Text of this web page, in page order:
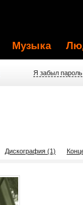
Музыка
Я забыл пароль
Дискография (1)